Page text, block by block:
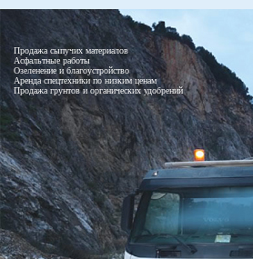
Продажа сыпучих материалов
Асфальтные работы
Озеленение и благоустройство
Аренда спецтехники по низким ценам
Продажа грунтов и органических удобрений